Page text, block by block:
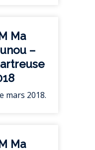
Ma
–
mars 2018.
Ma